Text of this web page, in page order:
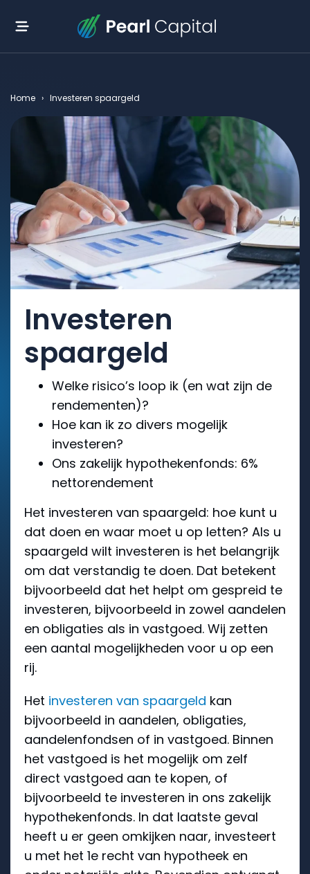
Home › Investeren spaargeld
Investeren
spaargeld
Welke risico’s loop ik (en wat zijn de
rendementen)?
Hoe kan ik zo divers mogelijk
investeren?
Ons zakelijk hypothekenfonds: 6%
nettorendement
Het investeren van spaargeld: hoe kunt u
dat doen en waar moet u op letten? Als u
spaargeld wilt investeren is het belangrijk
om dat verstandig te doen. Dat betekent
bijvoorbeeld dat het helpt om gespreid te
investeren, bijvoorbeeld in zowel aandelen
en obligaties als in vastgoed. Wij zetten
een aantal mogelijkheden voor u op een
rij.
Het investeren van spaargeld kan
bijvoorbeeld in aandelen, obligaties,
aandelenfondsen of in vastgoed. Binnen
het vastgoed is het mogelijk om zelf
direct vastgoed aan te kopen, of
bijvoorbeeld te investeren in ons zakelijk
hypothekenfonds. In dat laatste geval
heeft u er geen omkijken naar, investeert
u met het 1e recht van hypotheek en